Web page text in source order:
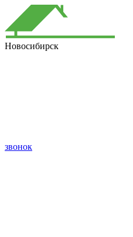
Новосибирск
звонок